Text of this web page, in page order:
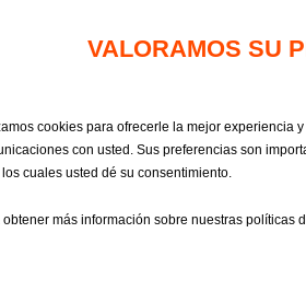
VALORAMOS SU
cookies para ofrecerle la mejor experiencia
con usted. Sus preferencias son
cuales usted dé su consentimiento.
obtener más información sobre nuestras políticas